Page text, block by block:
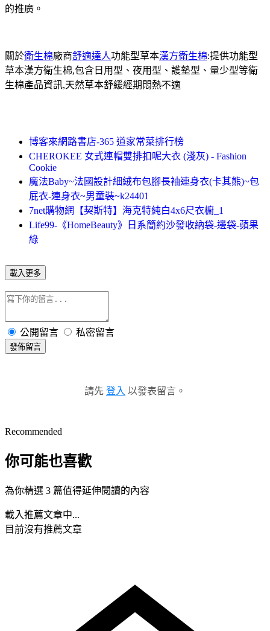
的推廣。
關於衛生棉廠商舒適達人功能型草本漢方衛生棉:提供功能型
草本漢方衛生棉,包含日用型、夜用型、護墊型、量少型等衛
生棉產品資訊,天然草本舒緩經期悶熱不適
博客來網路書店-365 道家常菜排行榜
CHEROKEE 女式連帽雙排扣呢大衣 (淺灰) - Fashion
Cookie
魔法Baby~法國設計細絨布包腳長袖連身衣(卡其熊)~包
屁衣-連身衣~男童裝~k24401
7net購物網【契斯特】海克特純白4x6尺衣櫥_1
Life99-《HomeBeauty》日系簡約沙發收納袋-邊袋-蘋果
綠
載入更多
公開留言 私密留言
發佈留言
請先 登入 以發表留言。
Recommended
你可能也喜歡
為你精選 3 篇值得延伸閱讀的內容
載入推薦文章中...
目前沒有推薦文章